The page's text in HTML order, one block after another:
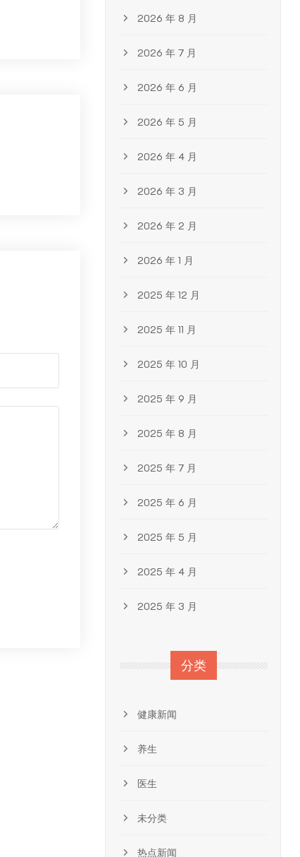
2026 年 8 月
2026 年 7 月
2026 年 6 月
2026 年 5 月
2026 年 4 月
2026 年 3 月
2026 年 2 月
2026 年 1 月
2025 年 12 月
2025 年 11 月
2025 年 10 月
2025 年 9 月
2025 年 8 月
2025 年 7 月
2025 年 6 月
2025 年 5 月
2025 年 4 月
2025 年 3 月
分类
健康新闻
养生
医生
未分类
热点新闻